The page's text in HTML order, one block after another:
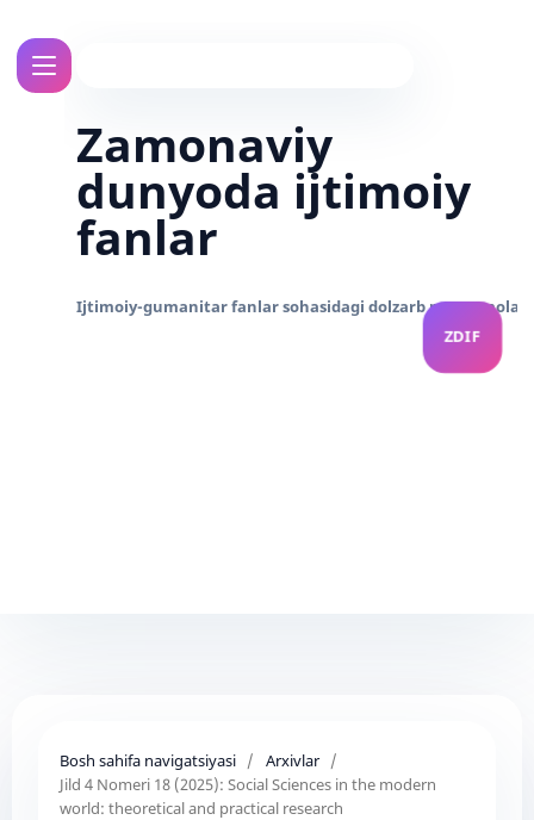
Zamonaviy
dunyoda ijtimoiy
fanlar
Bosh sahifa navigatsiyasi / Arxivlar /
Jild 4 Nomeri 18 (2025): Social Sciences in the modern
world: theoretical and practical research